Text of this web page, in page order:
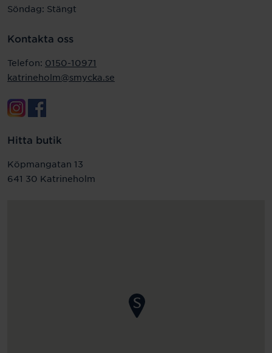
Söndag: Stängt
Kontakta oss
Telefon: 0150-10971
katrineholm@smycka.se
Hitta butik
Köpmangatan 13
641 30 Katrineholm